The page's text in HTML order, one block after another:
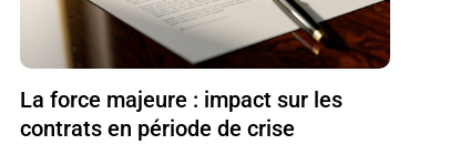
La force majeure : impact sur les
contrats en période de crise